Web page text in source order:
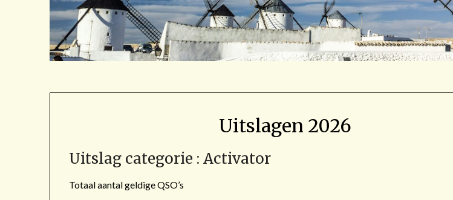
Uitslagen 2026
Uitslag categorie : Activator
Totaal aantal geldige QSO’s